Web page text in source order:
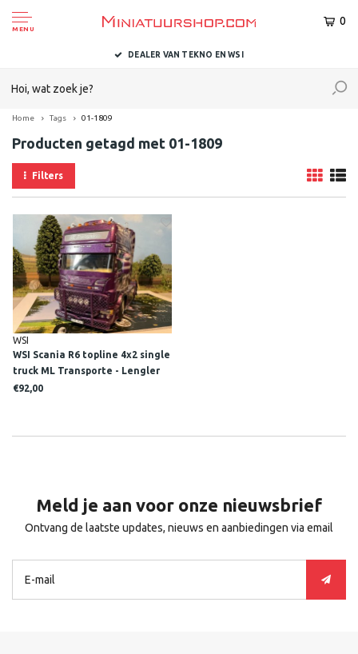
MENU
0
DEALER VAN TEKNO EN WSI
Home Tags 01-1809
Producten getagd met 01-1809
Filters
WSI
WSI Scania R6 topline 4x2 single
truck ML Transporte - Lengler
"Silver Surfer"
€92,00
Meld je aan voor onze nieuwsbrief
Ontvang de laatste updates, nieuws en aanbiedingen via email